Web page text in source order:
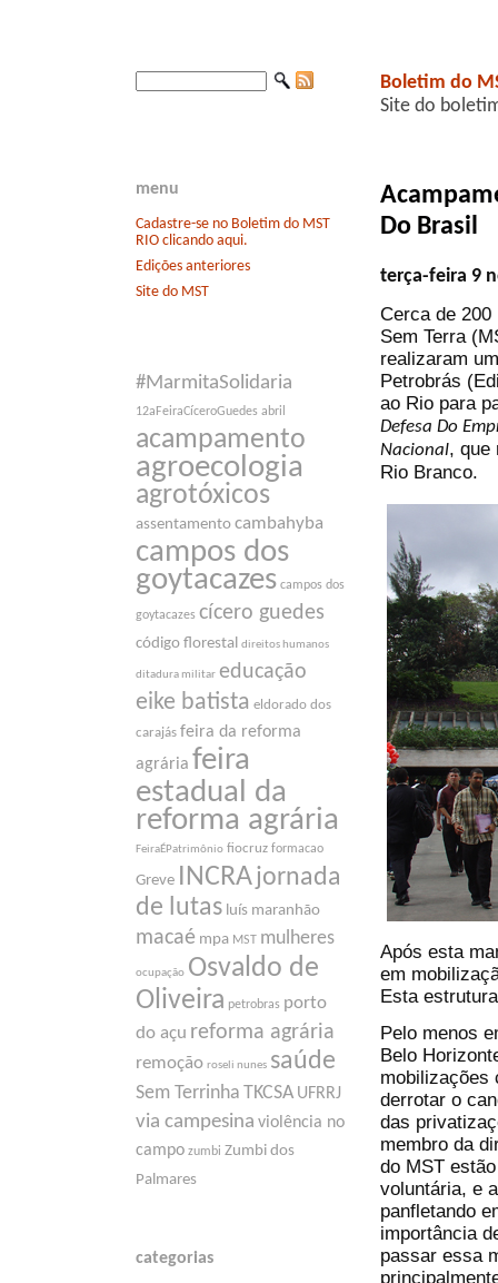
menu
Cadastre-se no Boletim do MST
RIO clicando aqui.
Edições anteriores
Site do MST
#MarmitaSolidaria
12aFeiraCíceroGuedes abril
acampamento
agroecologia
agrotóxicos
assentamento cambahyba
campos dos
goytacazes campos dos
goytacazes cícero guedes
código florestal direitos humanos
ditadura militar educação
eike batista eldorado dos
carajás feira da reforma
agrária feira
estadual da
reforma agrária
FeiraÉPatrimônio fiocruz formacao
Greve INCRA jornada
de lutas luís maranhão
macaé mpa MST mulheres
ocupação Osvaldo de
Oliveira petrobras porto
do açu reforma agrária
remoção roseli nunes saúde
Sem Terrinha TKCSA UFRRJ
via campesina violência no
campo zumbi Zumbi dos
Palmares
categorias
Boletim do
Site do
Do Brasil
terça-feira 9
Cerca de 200
Sem Terra
realizaram
Petrobrás
ao Rio para
Defesa Do
Nacional, que
Rio Branco.
Após esta
em
Esta
Pelo menos
Belo
mobilizações
derrotar o
das
membro da
do MST
voluntária, e
panfletando
importância
passar essa